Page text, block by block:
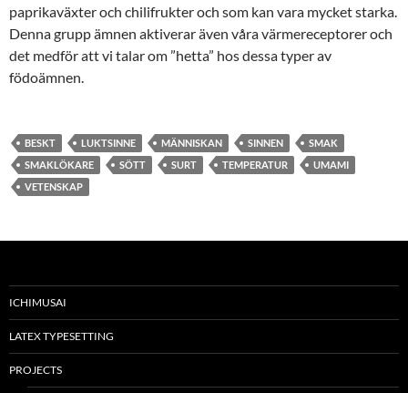
paprikaväxter och chilifrukter och som kan vara mycket starka.
Denna grupp ämnen aktiverar även våra värmereceptorer och
det medför att vi talar om ”hetta” hos dessa typer av
födoämnen.
BESKT LUKTSINNE MÄNNISKAN SINNEN
SMAK
SMAKLÖKARE
SÖTT SURT TEMPERATUR
UMAMI
VETENSKAP
ICHIMUSAI
LATEX TYPESETTING
PROJECTS